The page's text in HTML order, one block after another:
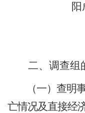
阳
二、调查组
（一）查明
亡情况及直接经